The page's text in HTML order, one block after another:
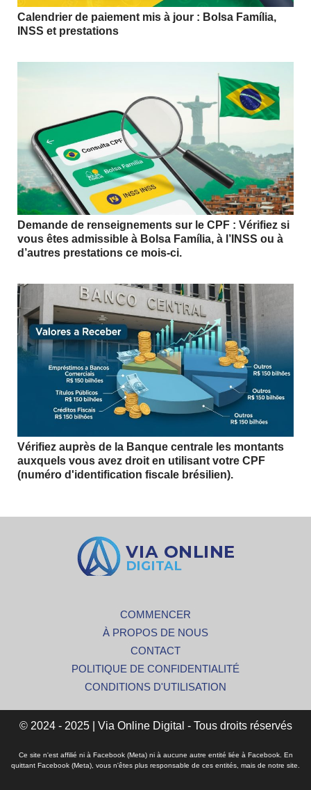
Calendrier de paiement mis à jour : Bolsa Família,
INSS et prestations
Demande de renseignements sur le CPF : Vérifiez si
vous êtes admissible à Bolsa Família, à l’INSS ou à
d’autres prestations ce mois-ci.
Vérifiez auprès de la Banque centrale les montants
auxquels vous avez droit en utilisant votre CPF
(numéro d'identification fiscale brésilien).
COMMENCER
À PROPOS DE NOUS
CONTACT
POLITIQUE DE CONFIDENTIALITÉ
CONDITIONS D'UTILISATION
© 2024 - 2025 | Via Online Digital - Tous droits réservés
Ce site n'est affilié ni à Facebook (Meta) ni à aucune autre entité liée à Facebook. En
quittant Facebook (Meta), vous n'êtes plus responsable de ces entités, mais de notre site.